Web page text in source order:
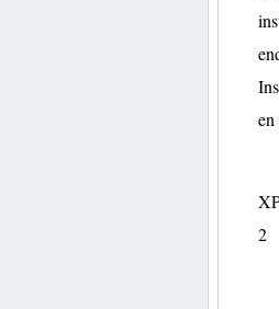
en
2